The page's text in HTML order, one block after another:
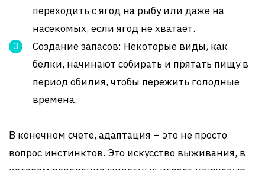
переходить с ягод на рыбу или даже на
насекомых, если ягод не хватает.
Создание запасов: Некоторые виды, как
белки, начинают собирать и прятать пищу в
период обилия, чтобы пережить голодные
времена.
В конечном счете, адаптация – это не просто
вопрос инстинктов. Это искусство выживания, в